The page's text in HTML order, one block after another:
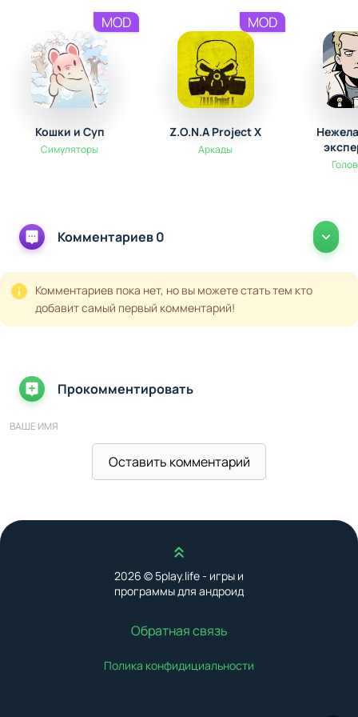
Кошки и Суп
Симуляторы
MOD
Z.O.N.A Project X
Аркады
MOD
Комментариев 0
Комментариев пока нет, но вы можете стать тем кто
добавит самый первый комментарий!
Прокомментировать
ВАШЕ ИМЯ
Оставить комментарий
Наверх
2026 © 5play.life - игры и
программы для андроид
Обратная связь
Полика конфидициальности